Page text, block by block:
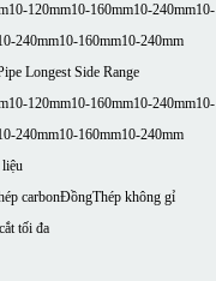
10-120mm10-160mm10-240mm10-
240mm10-160mm10-240mm
Longest Side Range
10-120mm10-160mm10-240mm10-
240mm10-160mm10-240mm
carbonĐồngThép không gỉ
tối đa